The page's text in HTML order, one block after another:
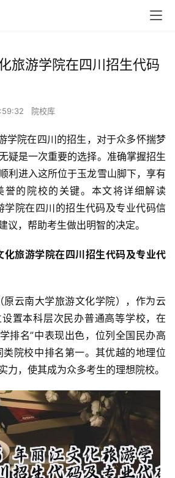
旅游学院在四川招生代码
院校库
疑是一次重要的选择。准确掌握招生
利进入这所位于玉龙雪山脚下，享有
誉的院校的关键。本文将详细解读
院在四川的招生代码及专业代码信
议，帮助考生做出明智的决定。
化旅游学院在四川招生代码及专业代
置本科层次民办普通高等学校，在
排名”中表现出色，位列全国民办高
院校中排名第一。其优越的地理位
力，使其成为众多考生的理想院校。